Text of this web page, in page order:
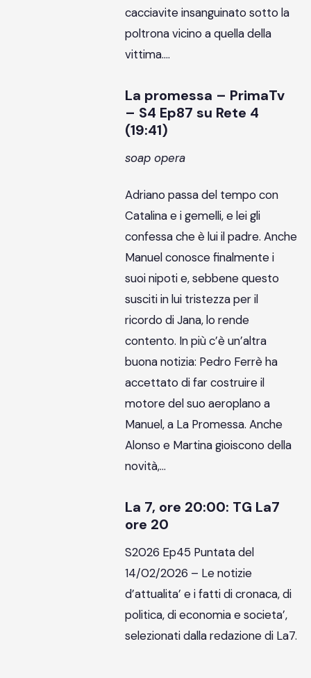
cacciavite insanguinato sotto la
poltrona vicino a quella della
vittima….
La promessa – PrimaTv
– S4 Ep87 su Rete 4
(19:41)
soap opera
Adriano passa del tempo con
Catalina e i gemelli, e lei gli
confessa che è lui il padre. Anche
Manuel conosce finalmente i
suoi nipoti e, sebbene questo
susciti in lui tristezza per il
ricordo di Jana, lo rende
contento. In più c’è un’altra
buona notizia: Pedro Ferrè ha
accettato di far costruire il
motore del suo aeroplano a
Manuel, a La Promessa. Anche
Alonso e Martina gioiscono della
novità,…
La 7, ore 20:00: TG La7
ore 20
S2026 Ep45 Puntata del
14/02/2026 – Le notizie
d’attualita’ e i fatti di cronaca, di
politica, di economia e societa’,
selezionati dalla redazione di La7.